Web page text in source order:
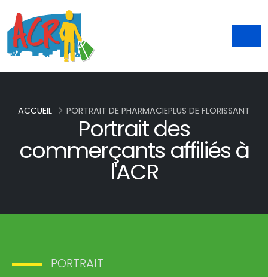
Portrait des
commerçants affiliés à
l'ACR
ACCUEIL PORTRAIT DE PHARMACIEPLUS DE FLORISSANT
PORTRAIT